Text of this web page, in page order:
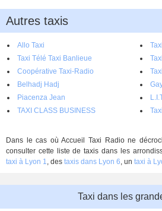
Autres taxis
Allo Taxi
Taxi Télé Taxi Banlieue
Coopérative Taxi-Radio
Belhadj Hadj
Piacenza Jean
TAXI CLASS BUSINESS
Dans le cas où Accueil Taxi Radio ne
consulter cette liste de taxis dans les
taxi à Lyon 1, des taxis dans Lyon 6, un taxi à
Taxi dans les